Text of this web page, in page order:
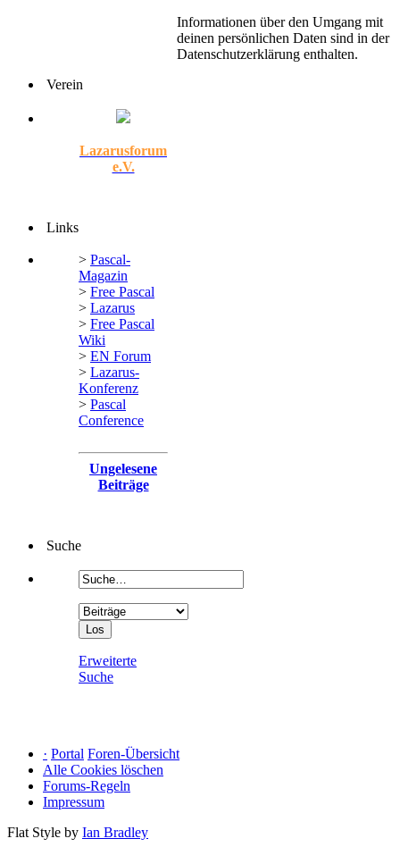
Informationen über den Umgang mit
deinen persönlichen Daten sind in der
Datenschutzerklärung enthalten.
Verein
Lazarusforum
e.V.
Links
> Pascal-
Magazin
> Free Pascal
> Lazarus
> Free Pascal
Wiki
> EN Forum
> Lazarus-
Konferenz
> Pascal
Conference
Ungelesene
Beiträge
Suche
Erweiterte
Suche
· Portal Foren-Übersicht
Alle Cookies löschen
Forums-Regeln
Impressum
Flat Style by Ian Bradley